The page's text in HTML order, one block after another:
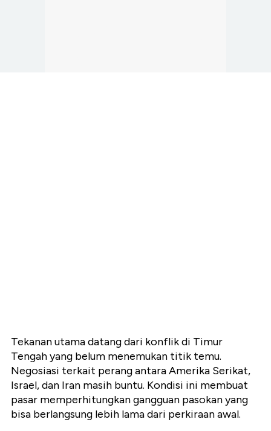
Tekanan utama datang dari konflik di Timur
Tengah yang belum menemukan titik temu.
Negosiasi terkait perang antara Amerika Serikat,
Israel, dan Iran masih buntu. Kondisi ini membuat
pasar memperhitungkan gangguan pasokan yang
bisa berlangsung lebih lama dari perkiraan awal.